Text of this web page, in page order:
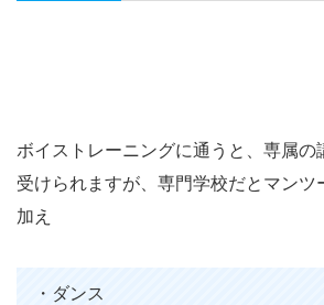
ボイストレーニングに通うと、専属の
受けられますが、専門学校だとマンツ
加え
・ダンス